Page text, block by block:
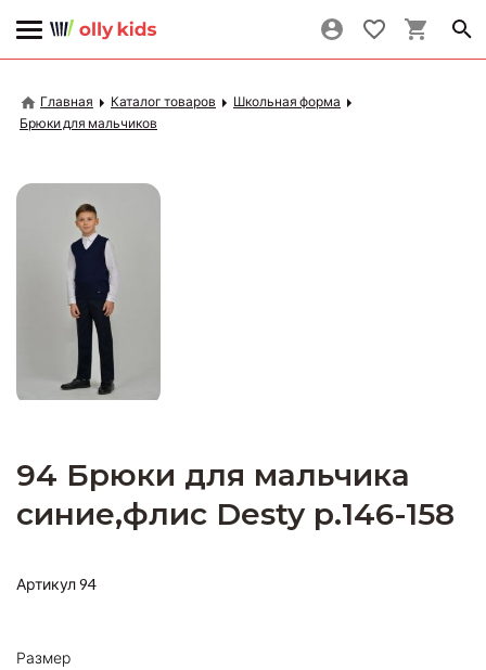
Главная Каталог товаров
Школьная форма
Брюки для мальчиков
94 Брюки для мальчика
синие,флис Desty р.146-158
Артикул 94
Размер